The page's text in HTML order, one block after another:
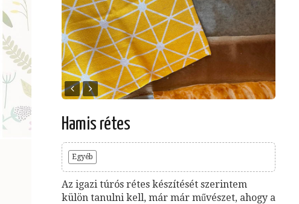
Hamis rétes
Egyéb
Az igazi túrós rétes készítését szerintem
külön tanulni kell, már már művészet, ahogy a